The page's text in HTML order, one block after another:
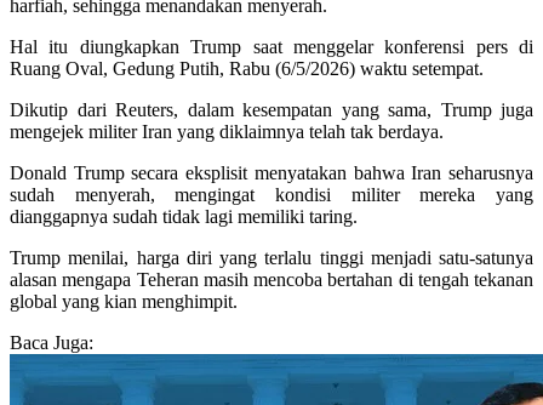
harfiah, sehingga menandakan menyerah.
Hal itu diungkapkan Trump saat menggelar konferensi pers di
Ruang Oval, Gedung Putih, Rabu (6/5/2026) waktu setempat.
Dikutip dari Reuters, dalam kesempatan yang sama, Trump juga
mengejek militer Iran yang diklaimnya telah tak berdaya.
Donald Trump secara eksplisit menyatakan bahwa Iran seharusnya
sudah menyerah, mengingat kondisi militer mereka yang
dianggapnya sudah tidak lagi memiliki taring.
Trump menilai, harga diri yang terlalu tinggi menjadi satu-satunya
alasan mengapa Teheran masih mencoba bertahan di tengah tekanan
global yang kian menghimpit.
Baca Juga: